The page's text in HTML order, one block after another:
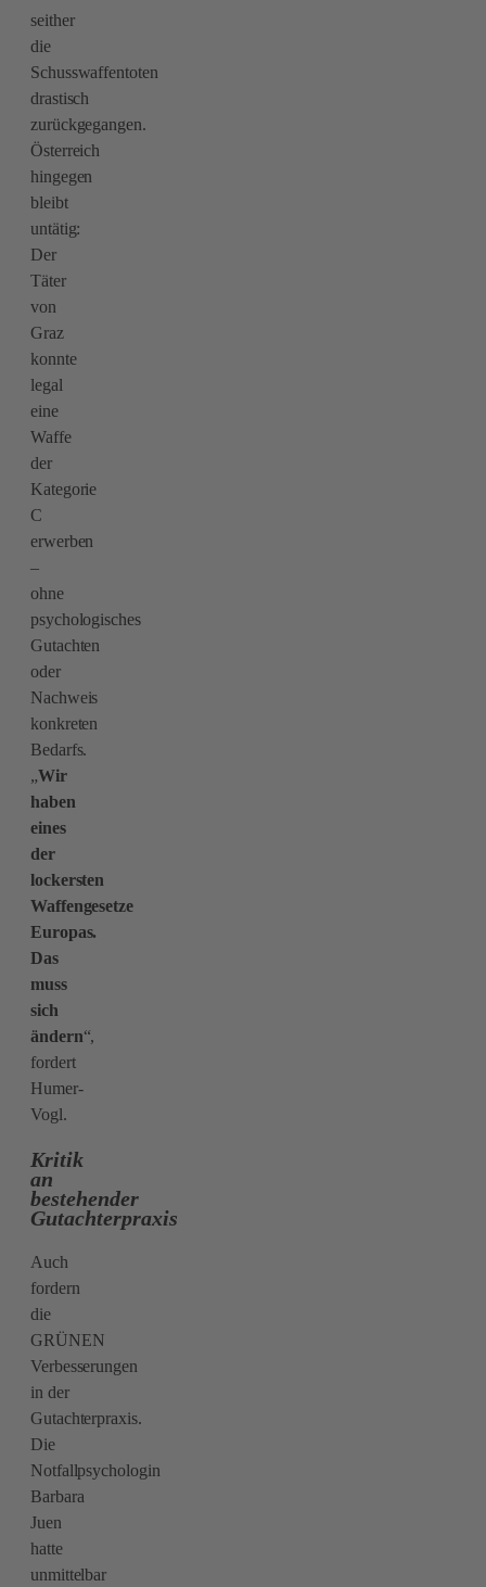
seither
die
Schusswaffentoten
drastisch
zurückgegangen.
Österreich
hingegen
bleibt
untätig:
Der
Täter
von
Graz
konnte
legal
eine
Waffe
der
Kategorie
C
erwerben
–
ohne
psychologisches
Gutachten
oder
Nachweis
konkreten
Bedarfs.
„Wir
haben
eines
der
lockersten
Waffengesetze
Europas.
Das
muss
sich
ändern“,
fordert
Humer-
Vogl.
Kritik
an
bestehender
Gutachterpraxis
Auch
fordern
die
GRÜNEN
Verbesserungen
in der
Gutachterpraxis.
Die
Notfallpsychologin
Barbara
Juen
hatte
unmittelbar